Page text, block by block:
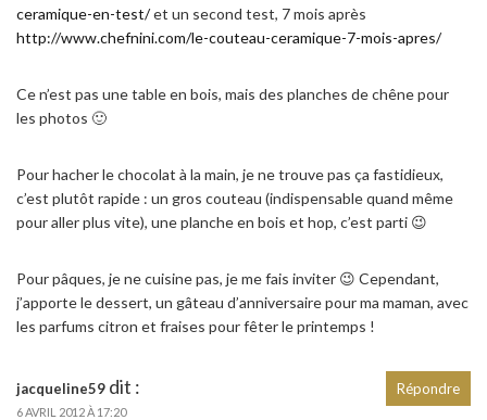
ceramique-en-test/et un second test, 7 mois après
http://www.chefnini.com/le-couteau-ceramique-7-mois-apres/
Ce n’est pas une table en bois, mais des planches de chêne pour
les photos 🙂
Pour hacher le chocolat à la main, je ne trouve pas ça fastidieux,
c’est plutôt rapide : un gros couteau (indispensable quand même
pour aller plus vite), une planche en bois et hop, c’est parti 😉
Pour pâques, je ne cuisine pas, je me fais inviter 😉 Cependant,
j’apporte le dessert, un gâteau d’anniversaire pour ma maman, avec
les parfums citron et fraises pour fêter le printemps !
jacqueline59 dit :
6 AVRIL 2012 À 17:20
Répondre